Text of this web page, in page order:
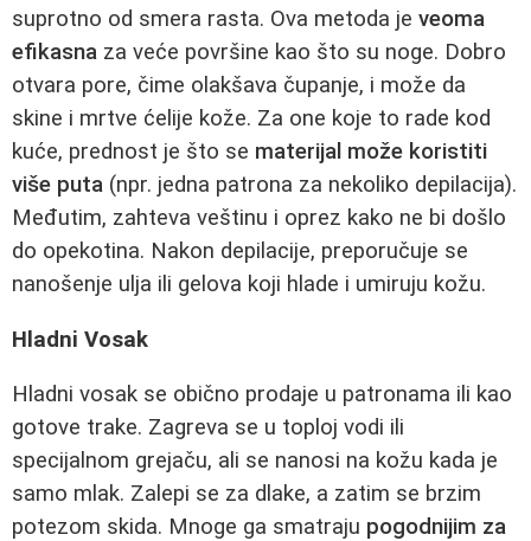
suprotno od smera rasta. Ova metoda je veoma
efikasna za veće površine kao što su noge. Dobro
otvara pore, čime olakšava čupanje, i može da
skine i mrtve ćelije kože. Za one koje to rade kod
kuće, prednost je što se materijal može koristiti
više puta (npr. jedna patrona za nekoliko depilacija).
Međutim, zahteva veštinu i oprez kako ne bi došlo
do opekotina. Nakon depilacije, preporučuje se
nanošenje ulja ili gelova koji hlade i umiruju kožu.
Hladni Vosak
Hladni vosak se obično prodaje u patronama ili kao
gotove trake. Zagreva se u toploj vodi ili
specijalnom grejaču, ali se nanosi na kožu kada je
samo mlak. Zalepi se za dlake, a zatim se brzim
potezom skida. Mnoge ga smatraju pogodnijim za